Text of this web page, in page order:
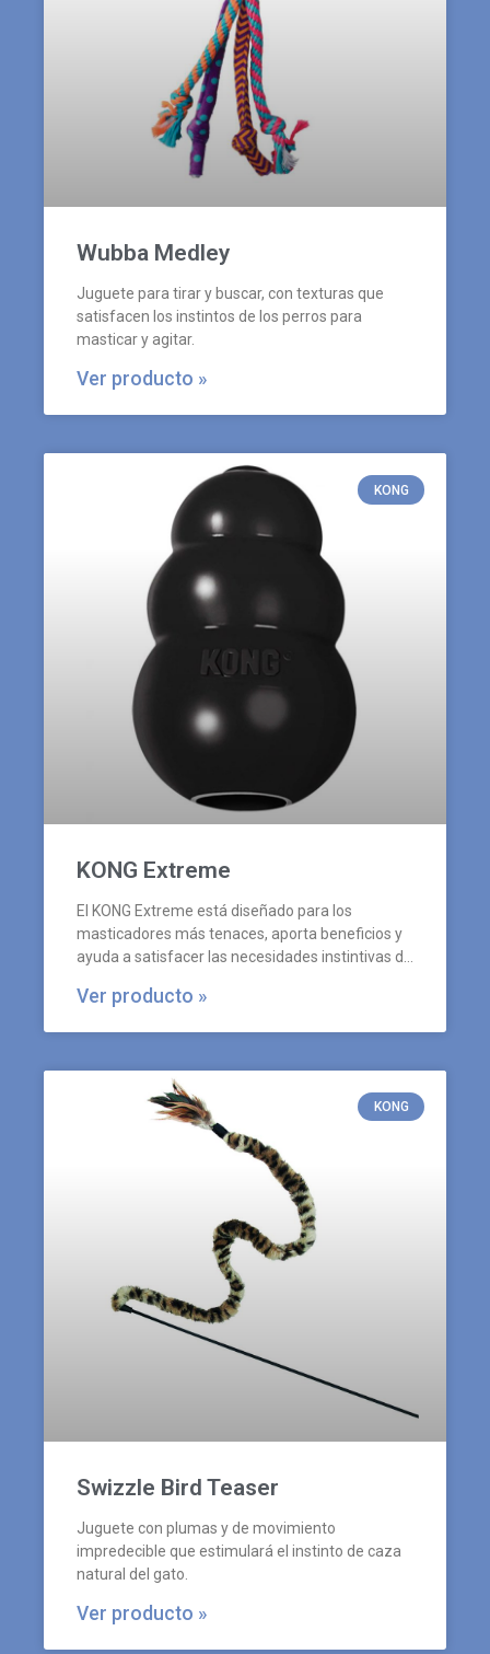
Wubba Medley
Juguete para tirar y buscar, con texturas que
satisfacen los instintos de los perros para
masticar y agitar.
Ver producto »
KONG
KONG Extreme
El KONG Extreme está diseñado para los
masticadores más tenaces, aporta beneficios y
ayuda a satisfacer las necesidades instintivas de
Ver producto »
KONG
Swizzle Bird Teaser
Juguete con plumas y de movimiento
impredecible que estimulará el instinto de caza
natural del gato.
Ver producto »